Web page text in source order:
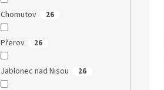
Chomutov 26
Přerov 26
Jablonec nad Nisou 26